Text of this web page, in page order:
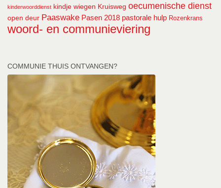
kinderwoorddienst kindje wiegen Kruisweg oecumenische dienst
open deur Paaswake Pasen 2018 pastorale hulp Rozenkrans
woord- en communieviering
COMMUNIE THUIS ONTVANGEN?